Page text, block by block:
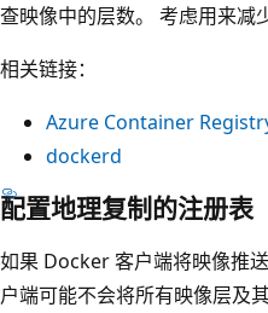
查映像中的层数。 考虑用来减
相关链接：
Azure Container
dockerd
配置地理复制的注册表
如果 Docker 客户端将映像推
户端可能不会将所有映像层及